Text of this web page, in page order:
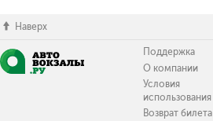
Наверх
Поддержка
О компании
Условия
использования
Возврат билета